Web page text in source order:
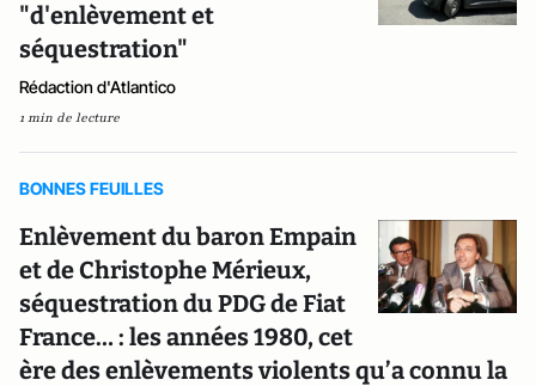
"d'enlèvement et
séquestration"
Rédaction d'Atlantico
1 min de lecture
BONNES FEUILLES
Enlèvement du baron Empain
et de Christophe Mérieux,
séquestration du PDG de Fiat
France… : les années 1980, cet
ère des enlèvements violents qu’a connu la